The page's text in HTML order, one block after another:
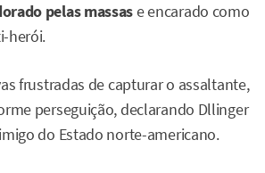
pelas massase encarado como
herói.
frustradas de capturar o assaltante,
perseguição, declarando Dllinger
do Estado norte-americano.